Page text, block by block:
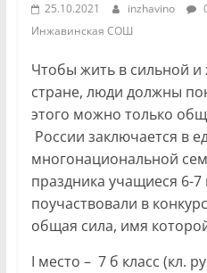
25.10.2021 inzhavino
Инжавинская СОШ
Чтобы жить в сильной
стране, люди должны
этого можно только
России заключается в
многонациональной
праздника учащиеся 6-7
поучаствовали в
общая сила, имя
I место – 7 б класс (кл.